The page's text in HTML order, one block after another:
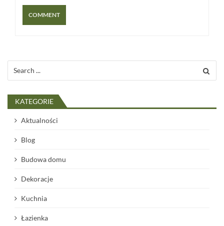
for:
KATEGORIE
Aktualności
Blog
Budowa domu
Dekoracje
Kuchnia
Łazienka